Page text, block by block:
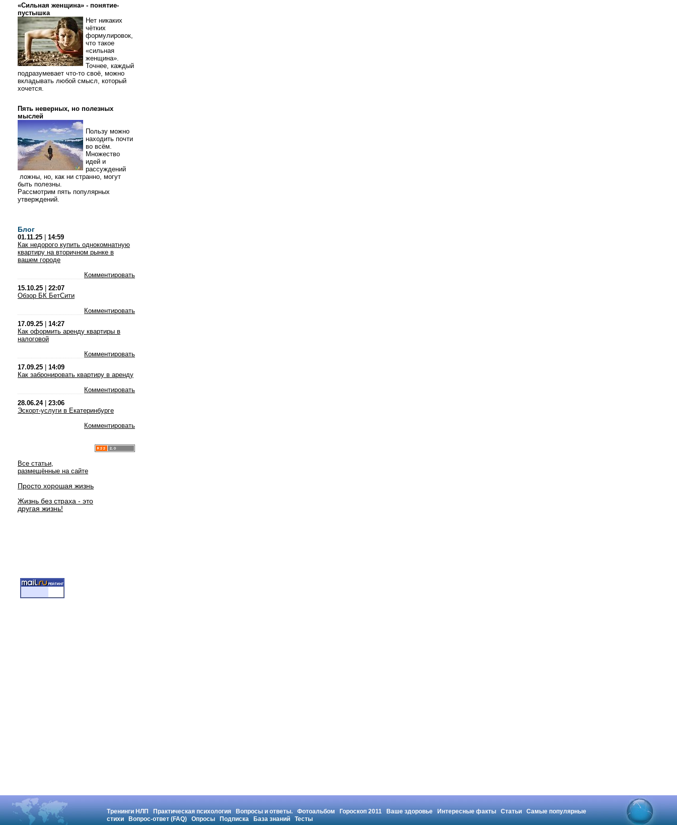
«Сильная женщина» - понятие-
пустышка
Нет никаких
чётких
формулировок,
что такое
«сильная
женщина».
Точнее, каждый
подразумевает что-то своё, можно
вкладывать любой смысл, который
хочется.
Пять неверных, но полезных
мыслей
Пользу можно
находить почти
во всём.
Множество
идей и
рассуждений
ложны, но, как ни странно, могут
быть полезны.
Рассмотрим пять популярных
утверждений.
Блог
01.11.25
14:59
Как недорого купить однокомнатную
квартиру на вторичном рынке в
вашем городе
Комментировать
15.10.25
22:07
Обзор БК БетСити
Комментировать
17.09.25
14:27
Как оформить аренду квартиры в
налоговой
Комментировать
17.09.25
14:09
Как забронировать квартиру в аренду
Комментировать
28.06.24| 23:06
Эскорт-услуги в Екатеринбурге
Комментировать
Все статьи,
размещённые на сайте
Просто хорошая жизнь
Жизнь без страха - это
другая жизнь!
Тренинги НЛП Практическая психология Вопросы и ответы. Фотоальбом Гороскоп 2011 Ваше здоровье Интересные факты Статьи
Самые популярные
стихи
Вопрос-ответ (FAQ) Опросы Подписка База знаний Тесты